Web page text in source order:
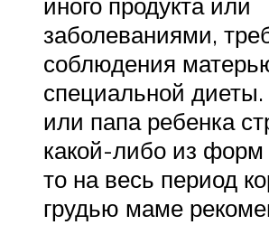
заболеваниями,
соблюдения
специальной
или папа ребенка
какой-либо из форм
то на весь период
грудью маме